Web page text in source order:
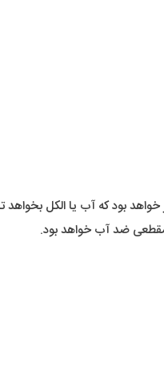
خواهد بود که آب یا الکل
ضد آب خواهد بود.